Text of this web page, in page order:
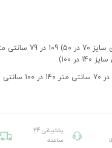
ابعاد قاب: 79 در 59 سانتی متر
پشتیبانی 24
ساعته